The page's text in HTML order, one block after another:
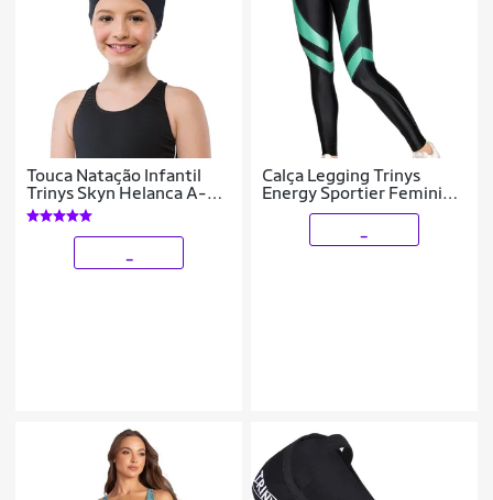
Touca Natação Infantil
Trinys Skyn Helanca A-
038
Calça Legging Trinys
Energy Sportier Feminino
Preto e Verde